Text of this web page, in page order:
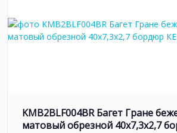
KMB2BLF004BR Багет Гране
матовый обрезной 40x7,3x2,7